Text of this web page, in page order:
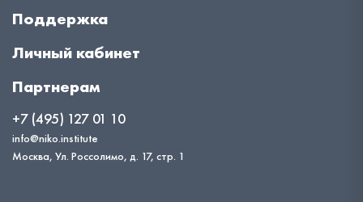
Поддержка
Личный кабинет
Партнерам
+7 (495) 127 01 10
info@niko.institute
Москва, Ул. Россолимо, д. 17, стр. 1